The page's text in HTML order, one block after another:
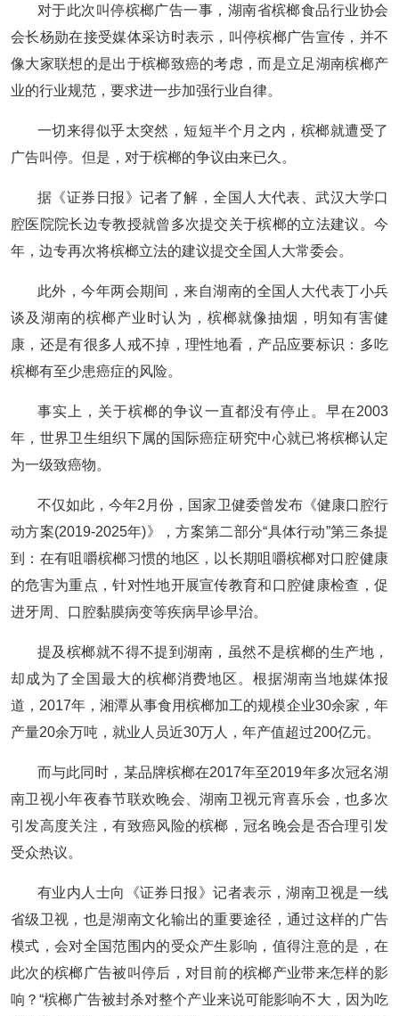
对于此次叫停槟榔广告一事，湖南省槟榔食品行业协会
会长杨勋在接受媒体采访时表示，叫停槟榔广告宣传，并不
像大家联想的是出于槟榔致癌的考虑，而是立足湖南槟榔产
业的行业规范，要求进一步加强行业自律。
一切来得似乎太突然，短短半个月之内，槟榔就遭受了
广告叫停。但是，对于槟榔的争议由来已久。
据《证券日报》记者了解，全国人大代表、武汉大学口
腔医院院长边专教授就曾多次提交关于槟榔的立法建议。今
年，边专再次将槟榔立法的建议提交全国人大常委会。
此外，今年两会期间，来自湖南的全国人大代表丁小兵
谈及湖南的槟榔产业时认为，槟榔就像抽烟，明知有害健
康，还是有很多人戒不掉，理性地看，产品应要标识：多吃
槟榔有至少患癌症的风险。
事实上，关于槟榔的争议一直都没有停止。早在2003
年，世界卫生组织下属的国际癌症研究中心就已将槟榔认定
为一级致癌物。
不仅如此，今年2月份，国家卫健委曾发布《健康口腔行
动方案(2019-2025年)》，方案第二部分“具体行动”第三条提
到：在有咀嚼槟榔习惯的地区，以长期咀嚼槟榔对口腔健康
的危害为重点，针对性地开展宣传教育和口腔健康检查，促
进牙周、口腔黏膜病变等疾病早诊早治。
提及槟榔就不得不提到湖南，虽然不是槟榔的生产地，
却成为了全国最大的槟榔消费地区。根据湖南当地媒体报
道，2017年，湘潭从事食用槟榔加工的规模企业30余家，年
产量20余万吨，就业人员近30万人，年产值超过200亿元。
而与此同时，某品牌槟榔在2017年至2019年多次冠名湖
南卫视小年夜春节联欢晚会、湖南卫视元宵喜乐会，也多次
引发高度关注，有致癌风险的槟榔，冠名晚会是否合理引发
受众热议。
有业内人士向《证券日报》记者表示，湖南卫视是一线
省级卫视，也是湖南文化输出的重要途径，通过这样的广告
模式，会对全国范围内的受众产生影响，值得注意的是，在
此次的槟榔广告被叫停后，对目前的槟榔产业带来怎样的影
响？“槟榔广告被封杀对整个产业来说可能影响不大，因为吃